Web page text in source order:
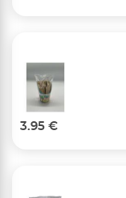
3.95 €